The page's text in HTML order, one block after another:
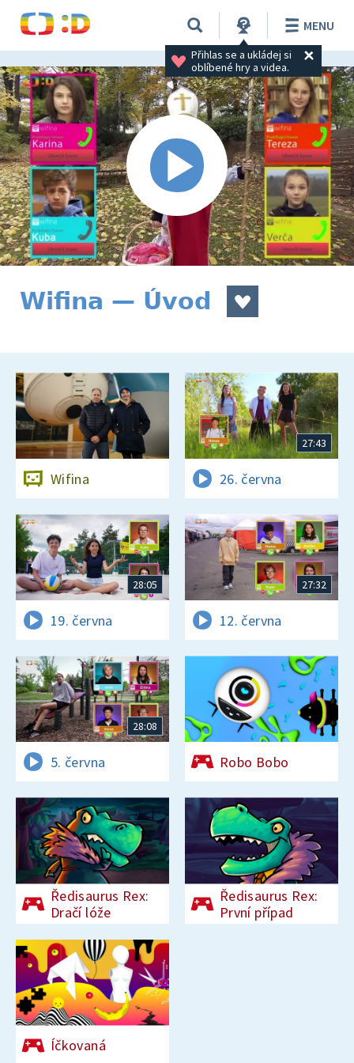
Přihlas se a ukládej si
oblíbené hry a videa.
MENU
Wifina — Úvod
Wifina
27:43
26. června
28:05
19. června
27:32
12. června
28:08
5. června Robo Bobo
Ředisaurus Rex:
Dračí lóže
Ředisaurus Rex:
První případ
Íčkovaná